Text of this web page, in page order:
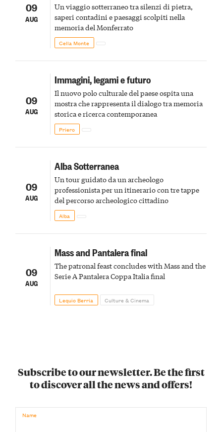
09
AUG
Un viaggio sotterraneo tra silenzi di pietra,
saperi contadini e paesaggi scolpiti nella
memoria del Monferrato
Cella Monte
09
AUG
Immagini, legami e futuro
Il nuovo polo culturale del paese ospita una
mostra che rappresenta il dialogo tra memoria
storica e ricerca contemporanea
Priero
09
AUG
Alba Sotterranea
Un tour guidato da un archeologo
professionista per un itinerario con tre tappe
del percorso archeologico cittadino
Alba
09
AUG
Mass and Pantalera final
The patronal feast concludes with Mass and the
Serie A Pantalera Coppa Italia final
Lequio Berria Culture & Cinema
Subscribe to our newsletter. Be the first
to discover all the news and offers!
Name